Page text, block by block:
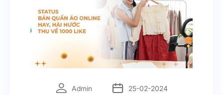
Admin 25-02-2024